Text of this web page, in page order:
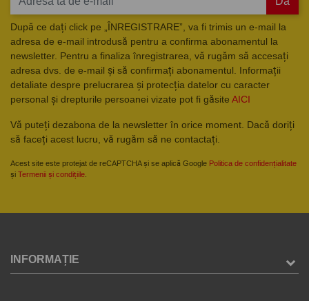
După ce dați click pe „ÎNREGISTRARE”, va fi trimis un e-mail la
adresa de e-mail introdusă pentru a confirma abonamentul la
newsletter. Pentru a finaliza înregistrarea, vă rugăm să accesați
adresa dvs. de e-mail și să confirmați abonamentul. Informații
detaliate despre prelucrarea și protecția datelor cu caracter
personal și drepturile persoanei vizate pot fi găsite AICI
Vă puteți dezabona de la newsletter în orice moment. Dacă doriți
să faceți acest lucru, vă rugăm să ne contactați.
Acest site este protejat de reCAPTCHA și se aplică Google Politica de confidențialitate
și Termenii și condițiile
INFORMAȚIE